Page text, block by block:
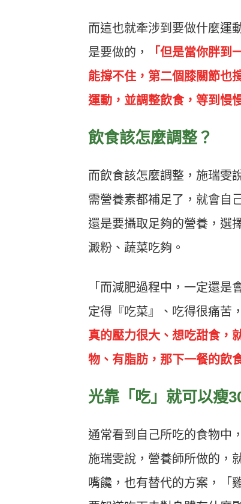
而這也就牽涉到要做什麼運
是要做的，
「但是當你胖
能撐不住，第二個膝關節也
運動，並調整飲食，等到慢
飲食該怎麼調整？
而飲食該怎麼調整，施瑞雯
需營養素都補足了，就會自
還是要攝取足夠的營養，選
澱粉、蔬菜吃夠。
「而減肥過程中，一定還
定得『吃菜』、吃得很痛苦
真的壓力很大、想吃甜食，
物、有脂肪，那下一餐的飲
光靠「吃」就可以瘦
通常看到自己所吃的食物中
施瑞雯說，營養師所做的，
嘴饞，也有替代的方案，「